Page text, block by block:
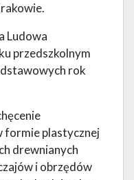
Ludowa
przedszkolnym
rok
formie plastycznej
drewnianych
i obrzędów